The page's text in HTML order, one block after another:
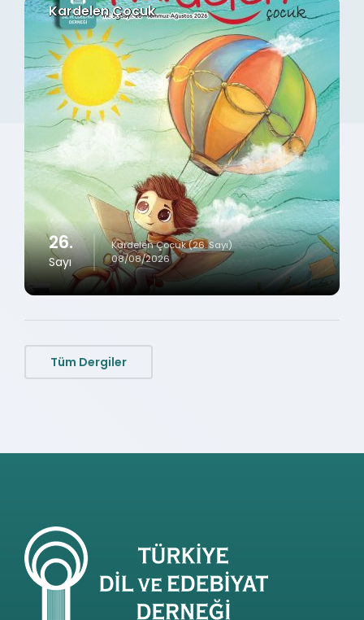
Kardelen Çocuk
26.
Sayı
Kardelen Çocuk (26. Sayı)
08/08/2026
Tüm Dergiler